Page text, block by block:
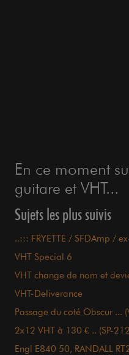
En ce moment
guitare et VHT...
Sujets les plus suivis
..::: FRYETTE / SFDAmp /
VHT Special 6
VHT change de nom et
VHT-Deliverance
Passage du coté Obscur ...
2x12 VHT à 130 € .. (SP-
Engl E840 50, RANDALL